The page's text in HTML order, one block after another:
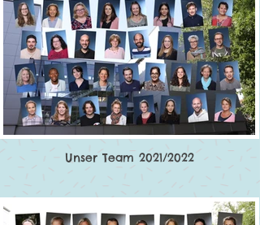
Unser Team 2021/2022